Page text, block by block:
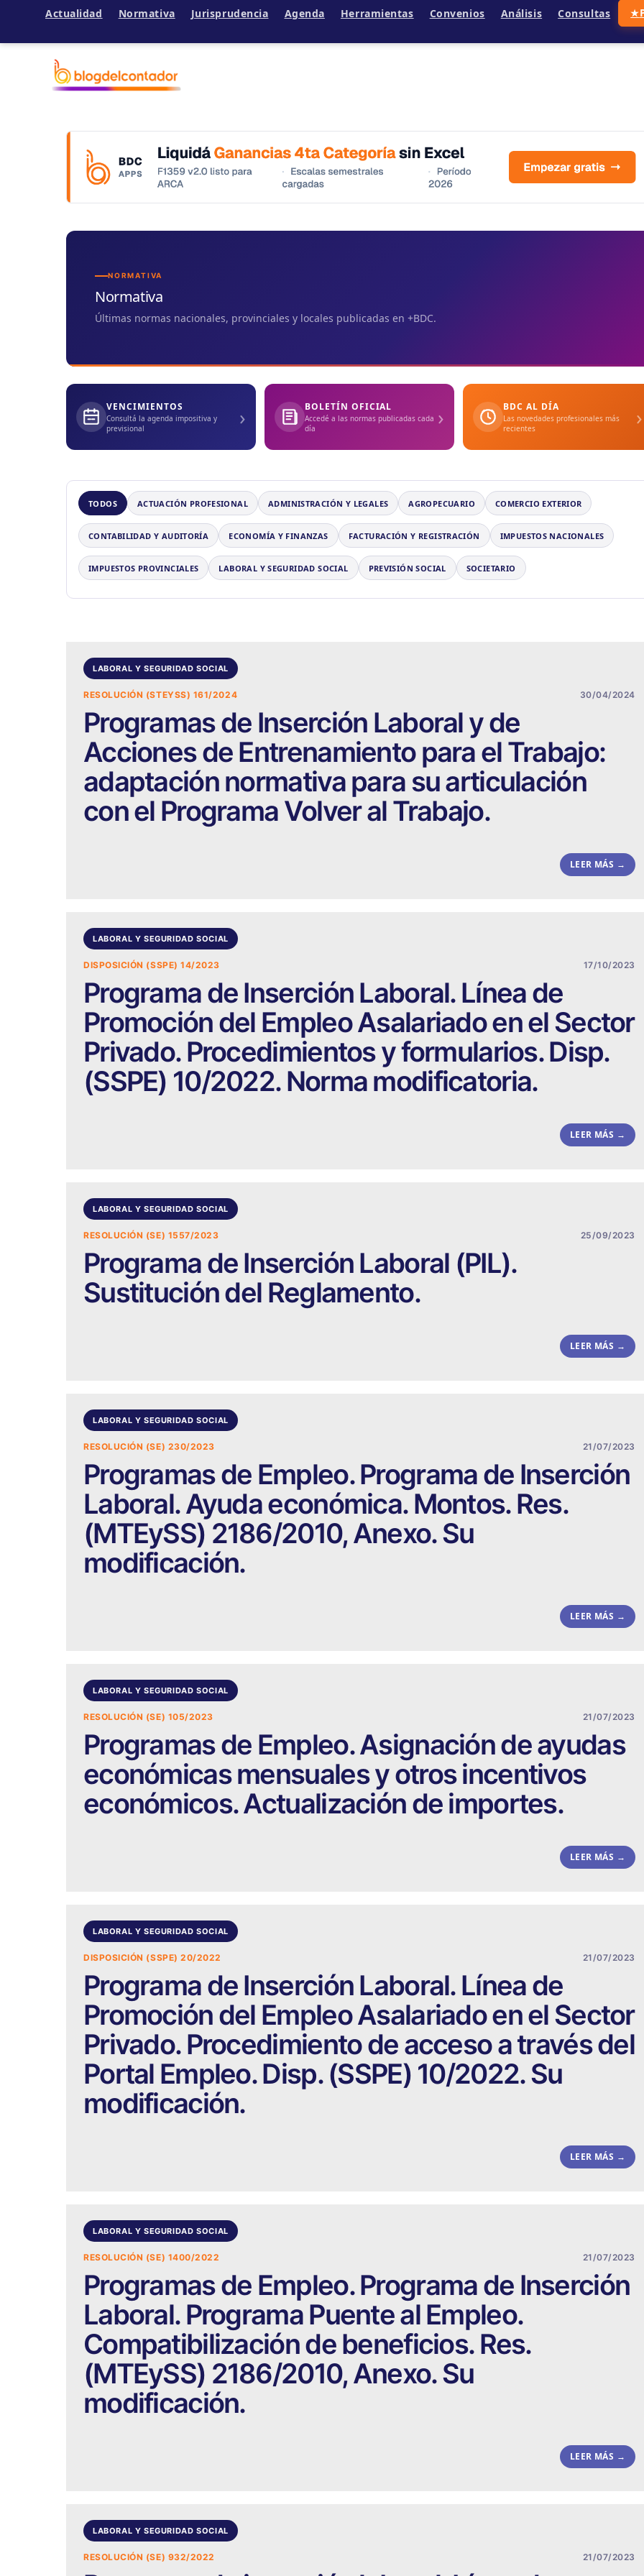
Actualidad Normativa Jurisprudencia Agenda Herramientas Convenios Análisis Consultas ★
NORMATIVA
Normativa
Últimas normas nacionales, provinciales y locales publicadas en +BDC.
VENCIMIENTOS
Consultá la agenda impositiva y
previsional
› BOLETÍN OFICIAL
Accedé a las normas publicadas cada
día
› BDC AL DÍA
Las novedades profesionales más
recientes
›
TODOS ACTUACIÓN PROFESIONAL ADMINISTRACIÓN Y LEGALES AGROPECUARIO COMERCIO EXTERIOR
CONTABILIDAD Y AUDITORÍA ECONOMÍA Y FINANZAS FACTURACIÓN Y REGISTRACIÓN IMPUESTOS NACIONALES
IMPUESTOS PROVINCIALES LABORAL Y SEGURIDAD SOCIAL PREVISIÓN SOCIAL SOCIETARIO
LABORAL Y SEGURIDAD SOCIAL
RESOLUCIÓN (STEYSS) 161/2024 30/04/2024
Programas de Inserción Laboral y de
Acciones de Entrenamiento para el Trabajo:
adaptación normativa para su articulación
con el Programa Volver al Trabajo.
LEER MÁS →
LABORAL Y SEGURIDAD SOCIAL
DISPOSICIÓN (SSPE) 14/2023 17/10/2023
Programa de Inserción Laboral. Línea de
Promoción del Empleo Asalariado en el Sector
Privado. Procedimientos y formularios. Disp.
(SSPE) 10/2022. Norma modificatoria.
LEER MÁS →
LABORAL Y SEGURIDAD SOCIAL
RESOLUCIÓN (SE) 1557/2023 25/09/2023
Programa de Inserción Laboral (PIL).
Sustitución del Reglamento.
LEER MÁS →
LABORAL Y SEGURIDAD SOCIAL
RESOLUCIÓN (SE) 230/2023 21/07/2023
Programas de Empleo. Programa de Inserción
Laboral. Ayuda económica. Montos. Res.
(MTEySS) 2186/2010, Anexo. Su
modificación.
LEER MÁS →
LABORAL Y SEGURIDAD SOCIAL
RESOLUCIÓN (SE) 105/2023 21/07/2023
Programas de Empleo. Asignación de ayudas
económicas mensuales y otros incentivos
económicos. Actualización de importes.
LEER MÁS →
LABORAL Y SEGURIDAD SOCIAL
DISPOSICIÓN (SSPE) 20/2022 21/07/2023
Programa de Inserción Laboral. Línea de
Promoción del Empleo Asalariado en el Sector
Privado. Procedimiento de acceso a través del
Portal Empleo. Disp. (SSPE) 10/2022. Su
modificación.
LEER MÁS →
LABORAL Y SEGURIDAD SOCIAL
RESOLUCIÓN (SE) 1400/2022 21/07/2023
Programas de Empleo. Programa de Inserción
Laboral. Programa Puente al Empleo.
Compatibilización de beneficios. Res.
(MTEySS) 2186/2010, Anexo. Su
modificación.
LEER MÁS →
LABORAL Y SEGURIDAD SOCIAL
RESOLUCIÓN (SE) 932/2022 21/07/2023